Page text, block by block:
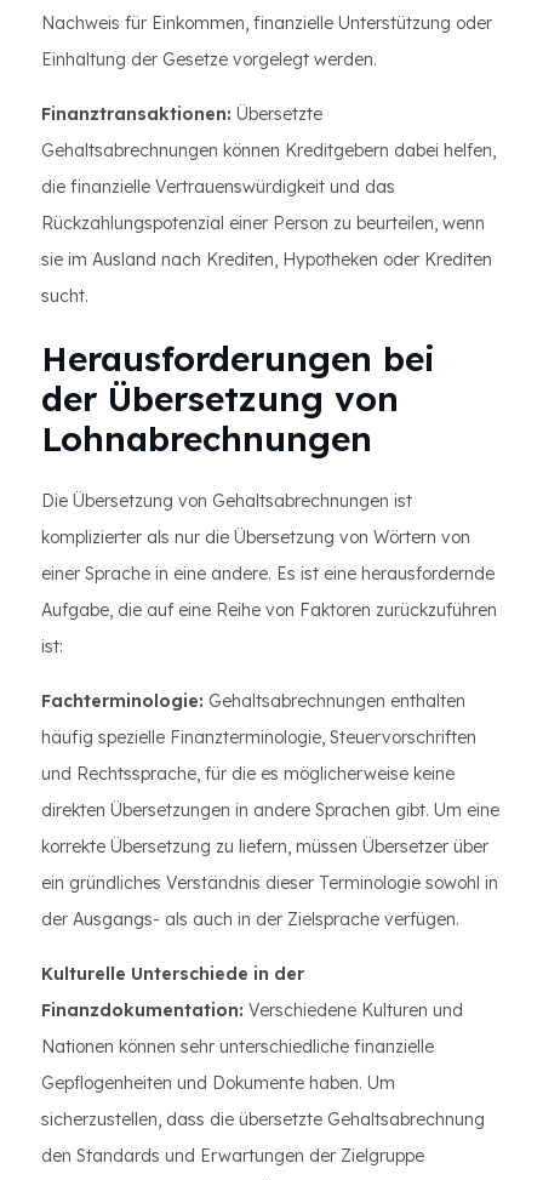
Nachweis für Einkommen, finanzielle Unterstützung oder
Einhaltung der Gesetze vorgelegt werden.
Finanztransaktionen: Übersetzte
Gehaltsabrechnungen können Kreditgebern dabei helfen,
die finanzielle Vertrauenswürdigkeit und das
Rückzahlungspotenzial einer Person zu beurteilen, wenn
sie im Ausland nach Krediten, Hypotheken oder Krediten
sucht.
Herausforderungen bei
der Übersetzung von
Lohnabrechnungen
Die Übersetzung von Gehaltsabrechnungen ist
komplizierter als nur die Übersetzung von Wörtern von
einer Sprache in eine andere. Es ist eine herausfordernde
Aufgabe, die auf eine Reihe von Faktoren zurückzuführen
ist:
Fachterminologie: Gehaltsabrechnungen enthalten
häufig spezielle Finanzterminologie, Steuervorschriften
und Rechtssprache, für die es möglicherweise keine
direkten Übersetzungen in andere Sprachen gibt. Um eine
korrekte Übersetzung zu liefern, müssen Übersetzer über
ein gründliches Verständnis dieser Terminologie sowohl in
der Ausgangs- als auch in der Zielsprache verfügen.
Kulturelle Unterschiede in der
Finanzdokumentation: Verschiedene Kulturen und
Nationen können sehr unterschiedliche finanzielle
Gepflogenheiten und Dokumente haben. Um
sicherzustellen, dass die übersetzte Gehaltsabrechnung
den Standards und Erwartungen der Zielgruppe